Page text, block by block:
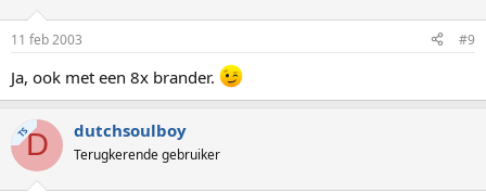
11 feb 2003 #9
Ja, ook met een 8x brander.
TSD dutchsoulboy
Terugkerende gebruiker